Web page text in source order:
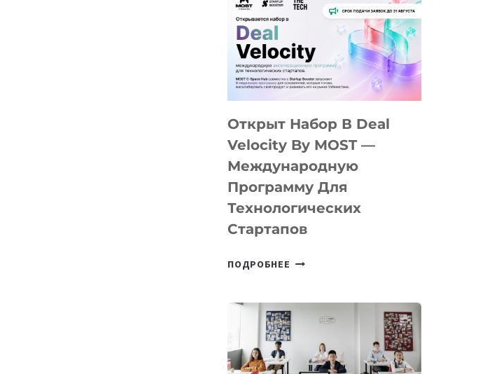
YOUTH
CAMP
ДАЛ
ПОДРОСТКАМ
БИЛЕТ
IT-
ПРЕДПРИНИМАТЕЛЬСТВО
Открыт Набор В Deal
Velocity By MOST —
Международную
Программу Для
Технологических
Стартапов
ПОДРОБНЕЕ ОТКРЫТ
DEAL
VELOCITY
MOST